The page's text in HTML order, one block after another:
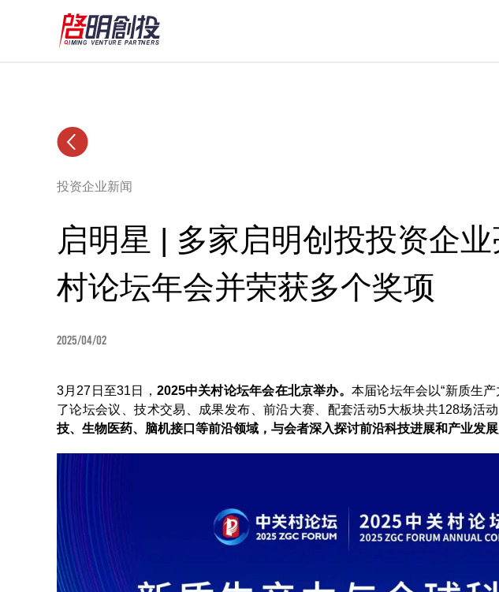
投资企业新闻
启明星 | 多家启明创投投资企
村论坛年会并荣获多个奖项
2025/04/02
3月27日至31日， 2025中关村论坛年会在北京举办。 本届论坛年会以“新质生
了论坛会议、技术交易、成果发布、前沿大赛、配套活动5大板块共128场活动
技、生物医药、脑机接口等前沿领域，与会者深入探讨前沿科技进展和产业发展